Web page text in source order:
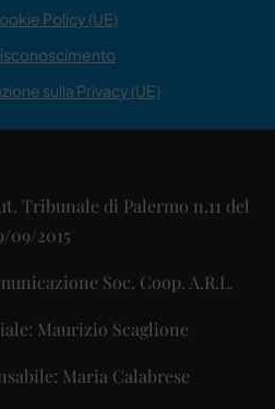
Policy (UE)
sulla Privacy (UE)
Tribunale di Palermo n.11 del
09/2015
Soc. Coop. A.R.L.
Maurizio Scaglione
Maria Calabrese